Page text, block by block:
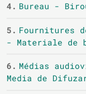
4. Bureau -
5. Fournitures
- Materiale de
6. Médias
Media de